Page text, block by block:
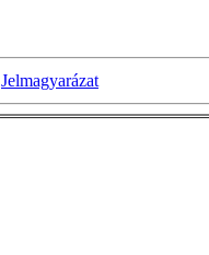
Jelmagyarázat